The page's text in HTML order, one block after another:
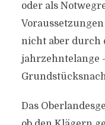
oder als
Voraussetzungen
nicht aber durch
jahrzehntelange
Das